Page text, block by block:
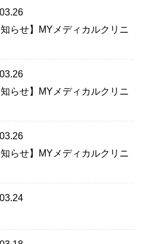
らせ】MYメディカルクリニ
らせ】MYメディカルクリニ
らせ】MYメディカルクリニ